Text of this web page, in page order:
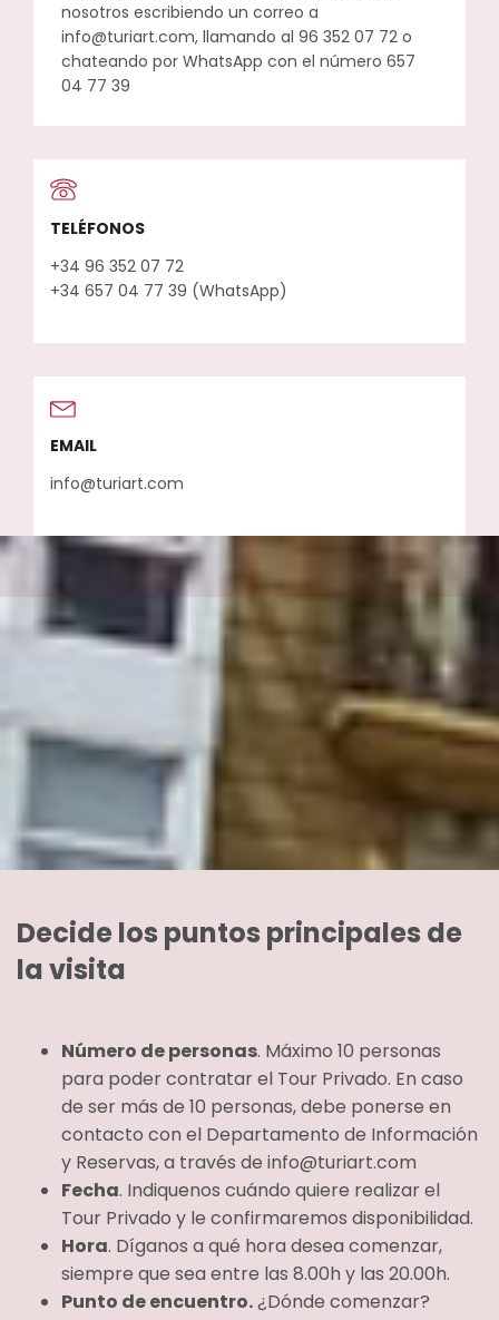
nosotros escribiendo un correo a
info@turiart.com, llamando al 96 352 07 72 o
chateando por WhatsApp con el número 657
04 77 39
TELÉFONOS
+34 96 352 07 72
+34 657 04 77 39 (WhatsApp)
EMAIL
info@turiart.com
Decide los puntos principales de
la visita
Número de personas. Máximo 10 personas
para poder contratar el Tour Privado. En caso
de ser más de 10 personas, debe ponerse en
contacto con el Departamento de Información
y Reservas, a través de info@turiart.com
Fecha. Indiquenos cuándo quiere realizar el
Tour Privado y le confirmaremos disponibilidad.
Hora. Díganos a qué hora desea comenzar,
siempre que sea entre las 8.00h y las 20.00h.
Punto de encuentro.¿Dónde comenzar?